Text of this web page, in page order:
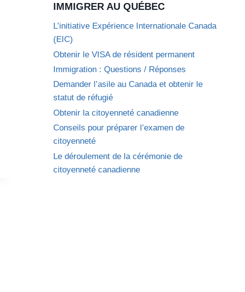
IMMIGRER AU QUÉBEC
L’initiative Expérience Internationale Canada
(EIC)
Obtenir le VISA de résident permanent
Immigration : Questions / Réponses
Demander l’asile au Canada et obtenir le
statut de réfugié
Obtenir la citoyenneté canadienne
Conseils pour préparer l’examen de
citoyenneté
Le déroulement de la cérémonie de
citoyenneté canadienne